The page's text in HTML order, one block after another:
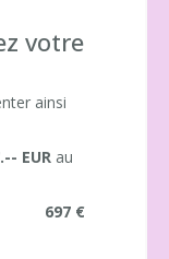
votre
ainsi
EUR au
697 €